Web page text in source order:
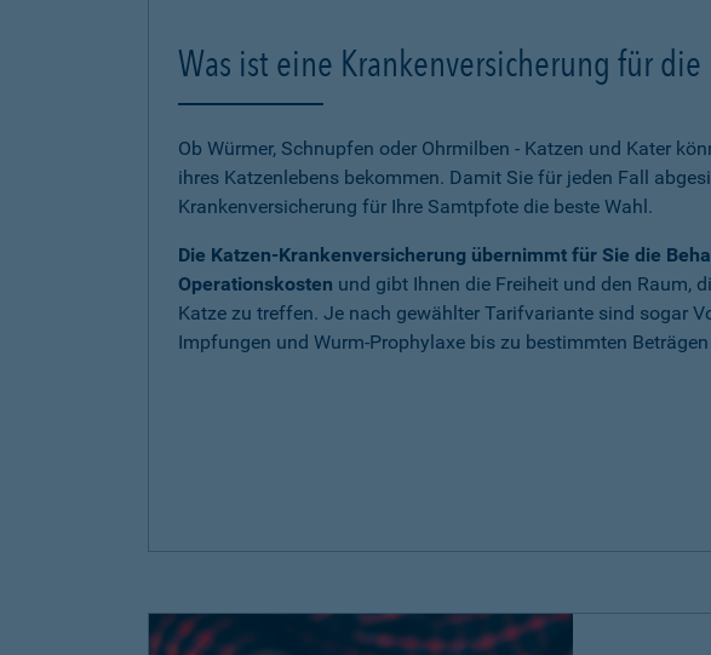
Was ist eine Krankenversicherung für die
Ob Würmer, Schnupfen oder Ohrmilben - Katzen und Kater
ihres Katzenlebens bekommen. Damit Sie für jeden Fall
Krankenversicherung für Ihre Samtpfote die beste Wahl.
Die Katzen-Krankenversicherung übernimmt für Sie die
Operationskosten und gibt Ihnen die Freiheit und den Raum,
Katze zu treffen. Je nach gewählter Tarifvariante sind sogar
Impfungen und Wurm-Prophylaxe bis zu bestimmten